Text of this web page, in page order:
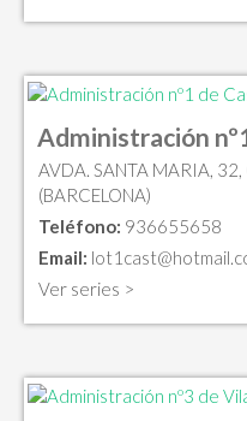
Administración
AVDA. SANTA MARIA, 32,
(BARCELONA)
Teléfono: 936655658
Email:
Ver series >